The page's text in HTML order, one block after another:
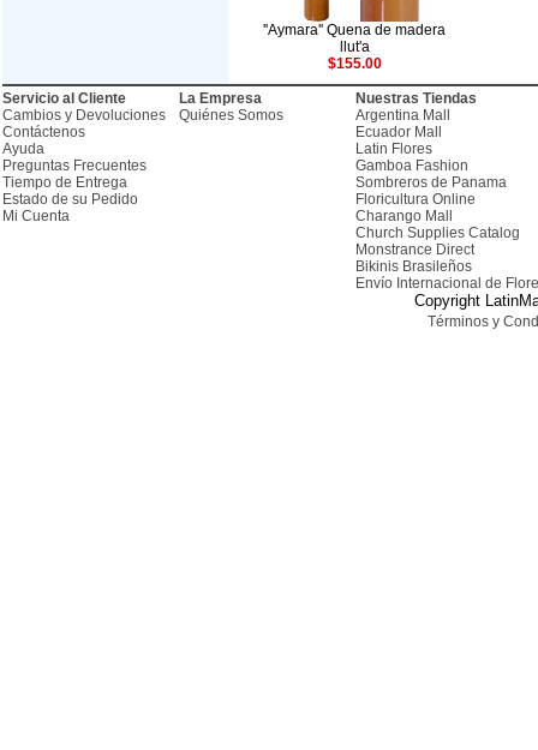
''Aymara'' Quena de madera
llut'a
$155.00
Servicio al Cliente
Cambios y Devoluciones
Contáctenos
Ayuda
Preguntas Frecuentes
Tiempo de Entrega
Estado de su Pedido
Mi Cuenta
La Empresa
Quiénes Somos
Nuestras Tiendas
Argentina Mall
Ecuador Mall
Latin Flores
Gamboa Fashion
Sombreros de Panama
Floricultura Online
Charango Mall
Church Supplies Catalog
Monstrance Direct
Bikinis Brasileños
Envío Internacional de
Copyright
Términos y